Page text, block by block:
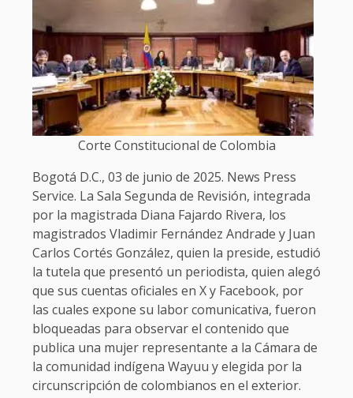
Corte Constitucional de Colombia
Bogotá D.C., 03 de junio de 2025. News Press
Service. La Sala Segunda de Revisión, integrada
por la magistrada Diana Fajardo Rivera, los
magistrados Vladimir Fernández Andrade y Juan
Carlos Cortés González, quien la preside, estudió
la tutela que presentó un periodista, quien alegó
que sus cuentas oficiales en X y Facebook, por
las cuales expone su labor comunicativa, fueron
bloqueadas para observar el contenido que
publica una mujer representante a la Cámara de
la comunidad indígena Wayuu y elegida por la
circunscripción de colombianos en el exterior.